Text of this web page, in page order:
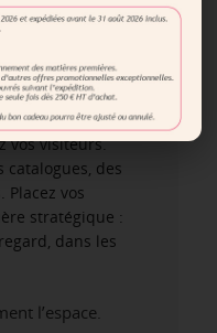
des supports
PLV carton
et à
vos visiteurs.
catalogues, des
vos
stratégique :
dans les
l’espace.